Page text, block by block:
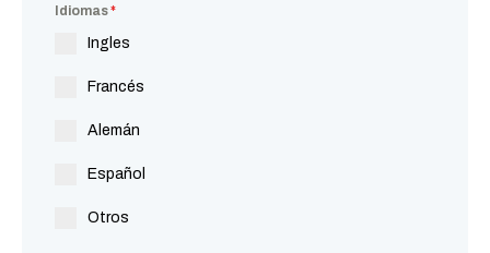
Idiomas*
Ingles
Francés
Alemán
Español
Otros